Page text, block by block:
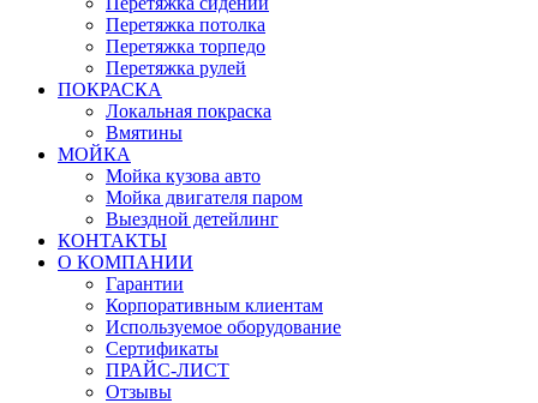
Перетяжка потолка
Перетяжка торпедо
Перетяжка рулей
ПОКРАСКА
Локальная покраска
Вмятины
МОЙКА
Мойка кузова авто
Мойка двигателя паром
Выездной детейлинг
КОНТАКТЫ
О КОМПАНИИ
Гарантии
Корпоративным клиентам
Используемое оборудование
Сертификаты
ПРАЙС-ЛИСТ
Отзывы